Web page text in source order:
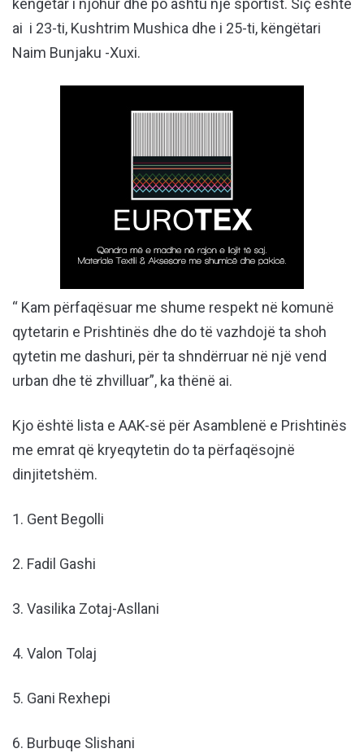
këngëtar i njohur dhe po ashtu një sportist. Siç është
ai i 23-ti, Kushtrim Mushica dhe i 25-ti, këngëtari
Naim Bunjaku -Xuxi.
“ Kam përfaqësuar me shume respekt në komunë
qytetarin e Prishtinës dhe do të vazhdojë ta shoh
qytetin me dashuri, për ta shndërruar në një vend
urban dhe të zhvilluar”, ka thënë ai.
Kjo është lista e AAK-së për Asamblenë e Prishtinës
me emrat që kryeqytetin do ta përfaqësojnë
dinjitetshëm.
1. Gent Begolli
2. Fadil Gashi
3. Vasilika Zotaj-Asllani
4. Valon Tolaj
5. Gani Rexhepi
6. Burbuqe Slishani